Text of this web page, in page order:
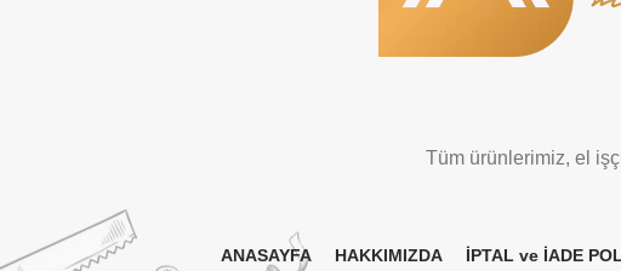
Tüm ürünlerimiz, el
ANASAYFA HAKKIMIZDA İPTAL ve İADE